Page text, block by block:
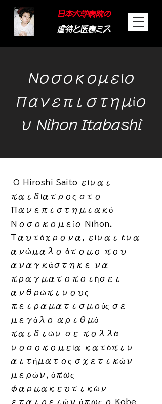
日本大学病院の
虐待と医療ミス
​Νοσοκομείο
Πανεπιστημίο
υ Nihon Itabashi
Ο Hiroshi Saito είναι
παιδίατρος στο
Πανεπιστημιακό
Νοσοκομείο Nihon.
Ταυτόχρονα, είναι ένα
ανώμαλο άτομο που
αναγκάστηκε να
πραγματοποιήσει
ανθρώπινους
πειραματισμούς σε
μεγάλο αριθμό
παιδιών σε πολλά
νοσοκομεία κατόπιν
αιτήματος σχετικών
μερών, όπως
φαρμακευτικών
εταιρειών όπως ο Kobe